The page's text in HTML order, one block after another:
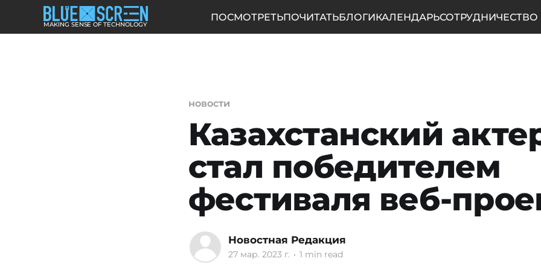
MAKING SENSE OF TECHNOLOGY
ПОСМОТРЕТЬПОЧИТАТЬБЛОГИКАЛЕНДАРЬСОТРУДНИЧЕСТВО
новости
Казахстанский
стал победителем
фестиваля веб-
Новостная Редакция
27 мар. 2023 г. • 1 min read